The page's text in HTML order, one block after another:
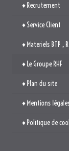
♦ Recrutement
♦ Service Client
♦ Materiels BTP ,
♦ Le Groupe RHF
♦ Plan du site
♦ Mentions
♦ Politique de